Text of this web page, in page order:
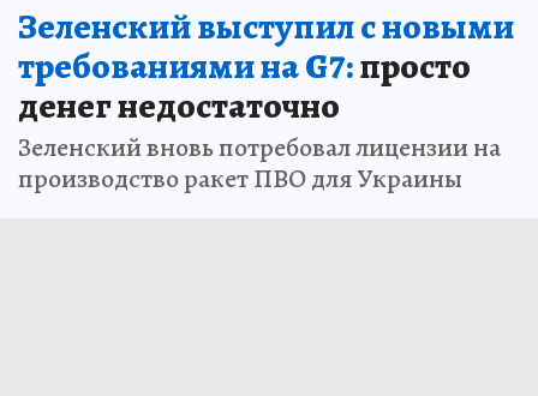
Зеленский выступил с новыми
требованиями на G7:просто
денег недостаточно
Зеленский вновь потребовал лицензии на
производство ракет ПВО для Украины